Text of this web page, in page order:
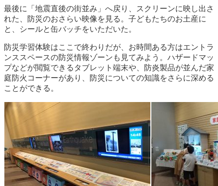
最後に「地震直後の街並み」へ戻り、スクリーンに映し出さ
れた、防災のおさらい映像を見る。子どもたちのお土産に
と、シールと缶バッチをいただいた。
防災学習体験はここで終わりだが、お時間ある方はエントラ
ンススペースの防災情報ゾーンも見てみよう。ハザードマッ
プなどが閲覧できるタブレット端末や、防炎製品が並んだ家
庭防火コーナーがあり、防災についての知識をさらに深める
ことができる。